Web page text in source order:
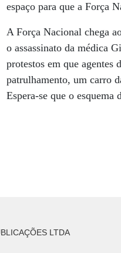
espaço para que a Força
A Força Nacional chega
o assassinato da médica
protestos em que agentes
patrulhamento, um carro
Espera-se que o esquema
LTDA